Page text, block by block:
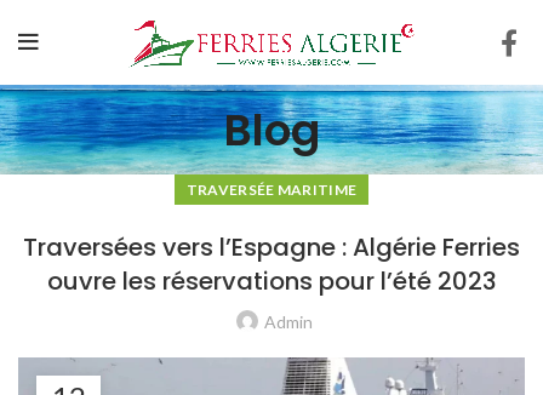
Blog
TRAVERSÉE MARITIME
Traversées vers l’Espagne : Algérie Ferries
ouvre les réservations pour l’été 2023
Admin